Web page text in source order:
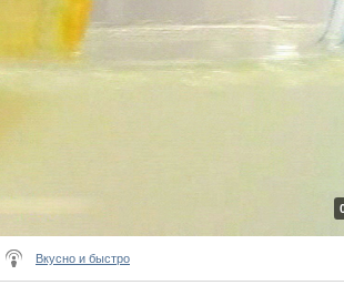
Вкусно и быстро